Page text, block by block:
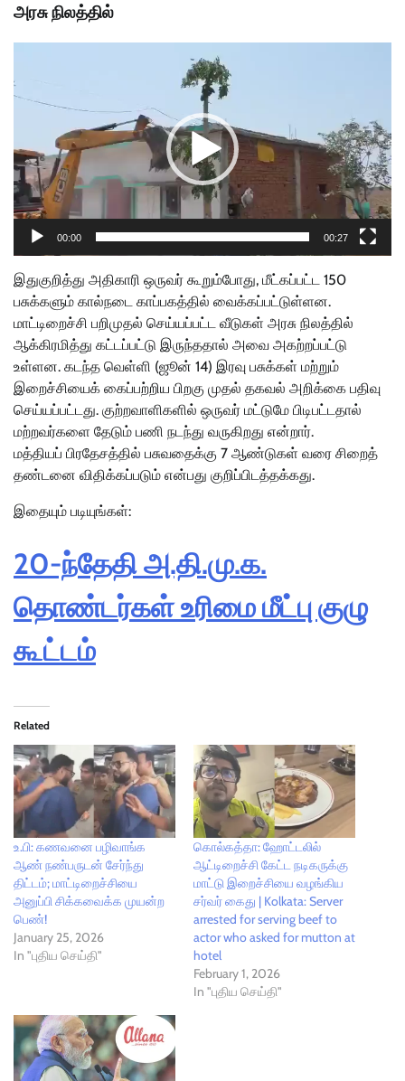
அரசு நிலத்தில்
00:00 00:27
இதுகுறித்து அதிகாரி ஒருவர் கூறும்போது, மீட்கப்பட்ட 150
பசுக்களும் கால்நடை காப்பகத்தில் வைக்கப்பட்டுள்ளன.
மாட்டிறைச்சி பறிமுதல் செய்யப்பட்ட வீடுகள் அரசு நிலத்தில்
ஆக்கிரமித்து கட்டப்பட்டு இருந்ததால் அவை அகற்றப்பட்டு
உள்ளன. கடந்த வெள்ளி (ஜூன் 14) இரவு பசுக்கள் மற்றும்
இறைச்சியைக் கைப்பற்றிய பிறகு முதல் தகவல் அறிக்கை பதிவு
செய்யப்பட்டது. குற்றவாளிகளில் ஒருவர் மட்டுமே பிடிபட்டதால்
மற்றவர்களை தேடும் பணி நடந்து வருகிறது என்றார்.
மத்தியப் பிரதேசத்தில் பசுவதைக்கு 7 ஆண்டுகள் வரை சிறைத்
தண்டனை விதிக்கப்படும் என்பது குறிப்பிடத்தக்கது.
இதையும் படியுங்கள்:
20-ந்தேதி அ.தி.மு.க.
தொண்டர்கள் உரிமை மீட்பு குழு
கூட்டம்
Related
உ.பி: கணவனை பழிவாங்க
ஆண் நண்பருடன் சேர்ந்து
திட்டம்; மாட்டிறைச்சியை
அனுப்பி சிக்கவைக்க முயன்ற
பெண்!
January 25, 2026
In "புதிய செய்தி"
கொல்கத்தா: ஹோட்டலில்
ஆட்டிறைச்சி கேட்ட நடிகருக்கு
மாட்டு இறைச்சியை வழங்கிய
சர்வர் கைது | Kolkata: Server
arrested for serving beef to
actor who asked for mutton at
hotel
February 1, 2026
In "புதிய செய்தி"